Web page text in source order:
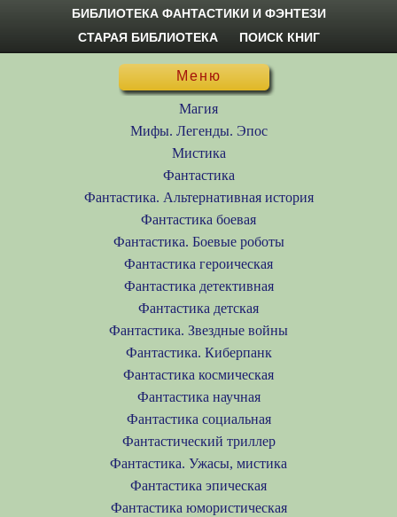
БИБЛИОТЕКА ФАНТАСТИКИ И ФЭНТЕЗИ
СТАРАЯ БИБЛИОТЕКА
ПОИСК КНИГ
Меню
Магия
Мифы. Легенды. Эпос
Мистика
Фантастика
Фантастика. Альтернативная история
Фантастика боевая
Фантастика. Боевые роботы
Фантастика героическая
Фантастика детективная
Фантастика детская
Фантастика. Звездные войны
Фантастика. Киберпанк
Фантастика космическая
Фантастика научная
Фантастика социальная
Фантастический триллер
Фантастика. Ужасы, мистика
Фантастика эпическая
Фантастика юмористическая